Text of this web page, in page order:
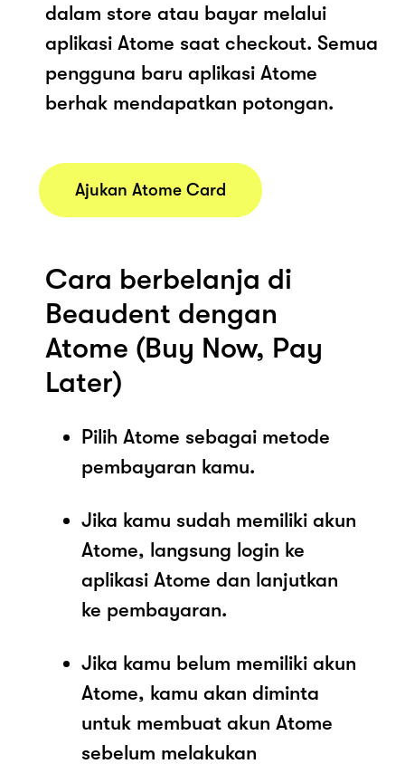
dalam store atau bayar melalui
aplikasi Atome saat checkout. Semua
pengguna baru aplikasi Atome
berhak mendapatkan potongan.
Ajukan Atome Card
Cara berbelanja di
Beaudent dengan
Atome (Buy Now, Pay
Later)
Pilih Atome sebagai metode
pembayaran kamu.
Jika kamu sudah memiliki akun
Atome, langsung login ke
aplikasi Atome dan lanjutkan
ke pembayaran.
Jika kamu belum memiliki akun
Atome, kamu akan diminta
untuk membuat akun Atome
sebelum melakukan